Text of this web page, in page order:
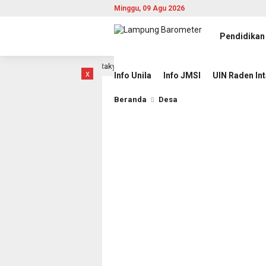
Minggu, 09 Agu 2026
Pendidikan
Info Unila Info JMSI UIN Raden
x
12 jam lalu
Beranda Desa